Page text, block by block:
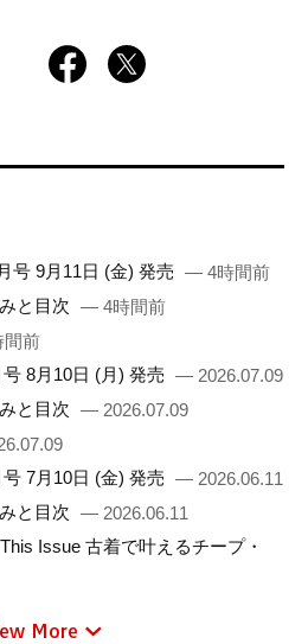
号 9月11日 (金) 発売 — 4時間前
と目次 — 4時間前
前
8月10日 (月) 発売 — 2026.07.09
と目次 — 2026.07.09
7月10日 (金) 発売 — 2026.06.11
と目次 — 2026.06.11
Issue 古着で叶えるチープ・
More